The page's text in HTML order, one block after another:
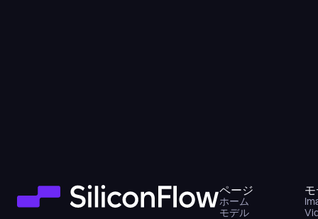
ページ
ホーム
モデル